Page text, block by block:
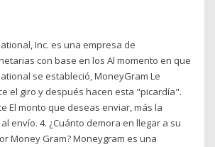
Inc. es una empresa de
con base en los Al momento en que
se estableció, MoneyGram Le
el giro y después hacen esta "picardía".
El monto que deseas enviar, más la
envío. 4. ¿Cuánto demora en llegar a su
Money Gram? Moneygram es una